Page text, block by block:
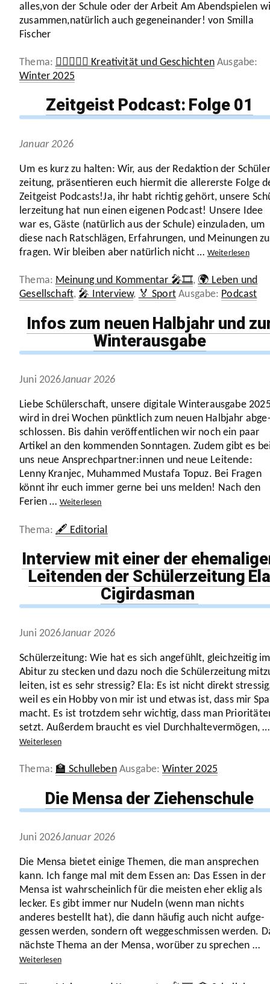
alles,von der Schule oder der Arbeit Am Abend­spielen
zusammen,natürlich auch gegen­ein­ander! von Smilla
Fischer
Kategorien
🧚‍♀️🧜🏼‍♂️ Kreativität und Geschichten
Winter 2025
Zeitgeist Podcast: Folge 01
Januar 2026
Um es kurz zu halten: Wir, aus der Redaktion der
zei­tung, präsen­tieren euch hiermit die aller­erste Folge
Zeitgeist Podcasts!Ja, ihr habt richtig gehört, unsere
ler­zei­tung hat nun einen eigenen Podcast! Unsere Idee
war es, Gäste (natürlich aus der Schule) einzu­laden, um
diese nach Ratschlägen, Erfah­rungen, und Meinungen zu
fragen. Wir bleiben aber natürlich nicht … Weiter­lesen
Kategorien
Meinung und Kommentar 🎤🎞️, 🌍 Leben und
Gesellschaft, 🎤 Interview, 🏅 Sport Podcast
Infos zum neuen Halbjahr und
Winterausgabe
Juni 2026Januar 2026
Liebe Schü­ler­schaft, unsere digitale Winter­aus­gabe
wird in drei Wochen pünktlich zum neuen Halbjahr
schlossen. Bis dahin veröf­fent­li­chen wir noch ein paar
Artikel an den kommenden Sonntagen. Zudem gibt es
uns neue Ansprechpartner:innen und neue Leitende:
Lenny Kranjec, Muhammed Mustafa Topuz. Bei Fragen
könnt ihr euch immer gerne bei uns melden! Nach den
Ferien … Weiter­lesen
Kategorien
🖋️ Editorial
Interview mit einer der
Leitenden der Schülerzeitung
Cigirdasman
Juni 2026Januar 2026
Schü­ler­zei­tung: Wie hat es sich angefühlt, gleich­zeitig im
Abitur zu stecken und dazu noch die Schü­ler­zei­tung
leiten, ist es sehr stressig? Ela: Es ist nicht direkt
weil es ein Hobby von mir ist und etwas ist, dass mir
macht. Es ist trotzdem sehr wichtig, dass man
setzt. Außerdem braucht es viel Durch­hal­te­ver­mögen, …
Weiter­lesen
Kategorien
🏫 Schulleben Schlagwörter
Winter 2025
Die Mensa der Ziehenschule
Juni 2026Januar 2026
Die Mensa bietet einige Themen, die man anspre­chen
kann. Ich fange mal mit dem Essen an: Das Essen in der
Mensa ist wahr­schein­lich für die meisten eher eklig als
lecker. Es gibt immer nur Nudeln (wenn man nichts
anderes bestellt hat), die dann häufig auch nicht aufge­
gessen werden, sondern oft wegge­schmissen werden.
nächste Thema an der Mensa, worüber zu sprechen …
Weiter­lesen